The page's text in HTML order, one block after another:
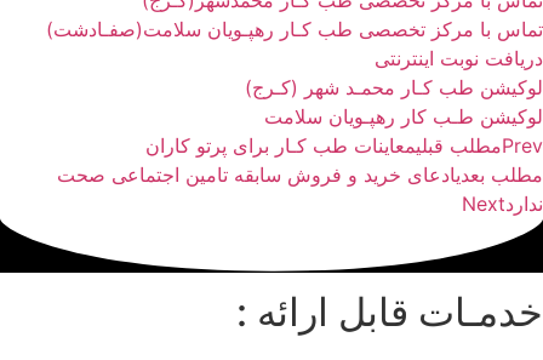
تماس با مرکز تخصصی طب کـار رهپـویان سلامت(صفـادشت)
دریافت نوبت اینترنتی
لوکیشن طب کـار محمـد شهر (کـرج)
لوکیشن طـب کار رهپـویان سلامت
Prevمطلب قبلیمعاینات طب کـار برای پرتو کاران
مطلب بعدیادعای خرید و فروش سابقه تامین اجتماعی صحت
نداردNext
خدمـات قابل ارائه :